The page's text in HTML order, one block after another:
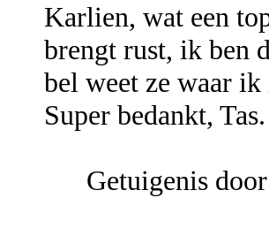
Karlien, wat een
brengt rust, ik ben
bel weet ze waar
Super bedankt, Tas.
Getuigenis door